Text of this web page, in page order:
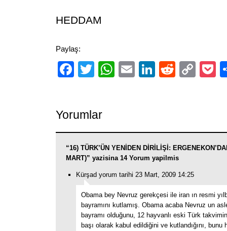
HEDDAM
Paylaş:
Facebook
TwitterWhatsApp
EmailLinkedIn
Reddit
Yorumlar
“16) TÜRK’ÜN YENİDEN DİRİLİŞİ:
MART)” yazisina 14 Yorum yapilmis
Kürşad yorum tarihi 23 Mart, 2009 14:25
Obama bey Nevruz gerekçesi ile iran ın resmi
bayramını kutlamış. Obama acaba Nevruz un
bayramı olduğunu, 12 hayvanlı eski Türk
başı olarak kabul edildiğini ve kutlandığını, bunu